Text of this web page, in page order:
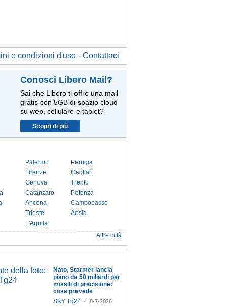
e condizioni d'uso - Contattaci
Conosci Libero Mail?
Sai che Libero ti offre una mail
gratis con 5GB di spazio cloud
su web, cellulare e tablet?
Scopri di più
Palermo
Firenze
Genova
Catanzaro
Ancona
Trieste
L'Aquila
Perugia
Cagliari
Trento
Potenza
Campobasso
Aosta
Altre città
Nato, Starmer lancia
piano da 50 miliardi per
missili di precisione:
cosa prevede
SKY Tg24 - 8-7-2026